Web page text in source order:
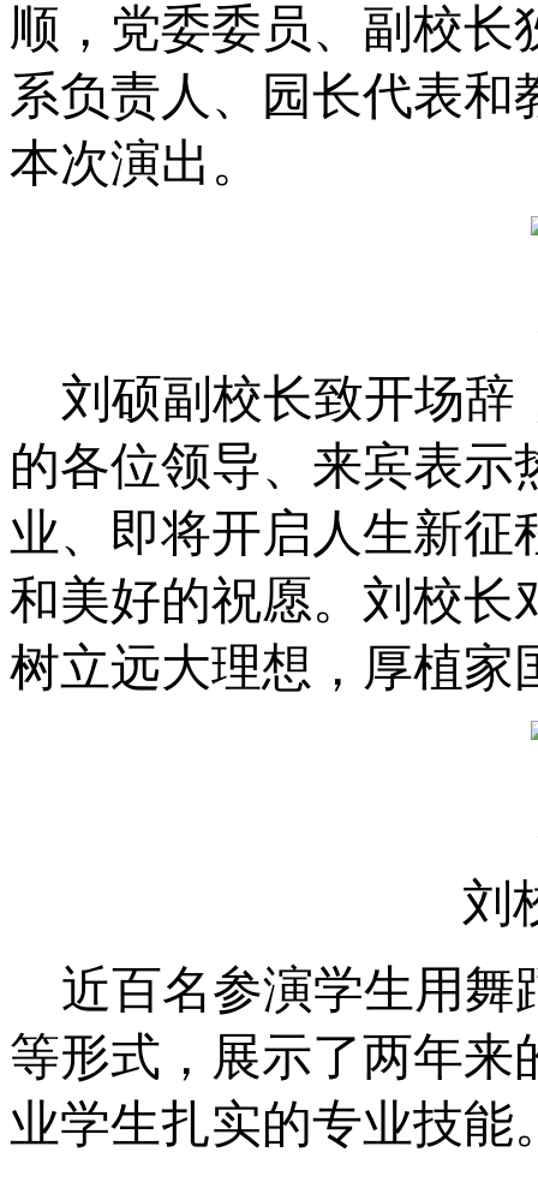
顺，党委委员、副校
系负责人、园长代表
本次演出。
刘硕副校长致开场辞
的各位领导、来宾表示
业、即将开启人生新征
和美好的祝愿。刘校长
树立远大理想，厚植家
刘
近百名参演学生用舞
等形式，展示了两年来
业学生扎实的专业技能